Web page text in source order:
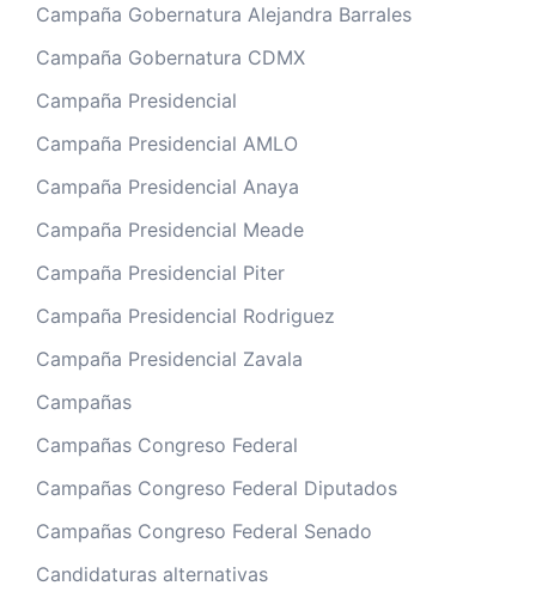
Campaña Gobernatura Alejandra Barrales
Campaña Gobernatura CDMX
Campaña Presidencial
Campaña Presidencial AMLO
Campaña Presidencial Anaya
Campaña Presidencial Meade
Campaña Presidencial Piter
Campaña Presidencial Rodriguez
Campaña Presidencial Zavala
Campañas
Campañas Congreso Federal
Campañas Congreso Federal Diputados
Campañas Congreso Federal Senado
Candidaturas alternativas